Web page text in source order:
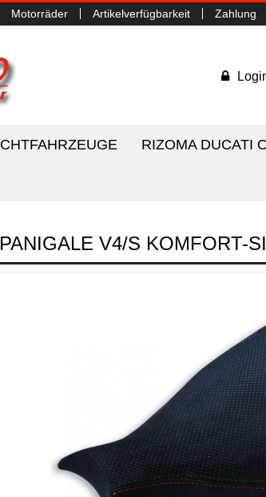
Motorräder Artikelverfügbarkeit Zahlung
RIZOMA DUCATI
V4/S KOMFORT-